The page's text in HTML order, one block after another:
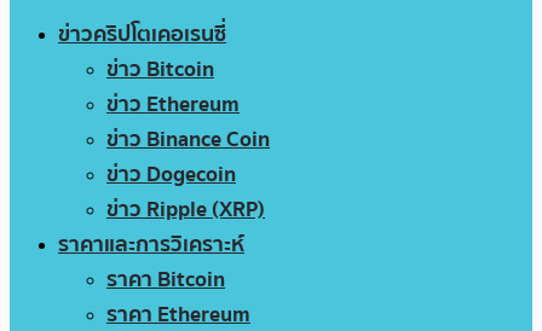
ข่าวคริปโตเคอเรนซี่
ข่าว Bitcoin
ข่าว Ethereum
ข่าว Binance Coin
ข่าว Dogecoin
ข่าว Ripple (XRP)
ราคาและการวิเคราะห์
ราคา Bitcoin
ราคา Ethereum